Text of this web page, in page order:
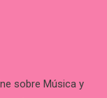
sobre Música y